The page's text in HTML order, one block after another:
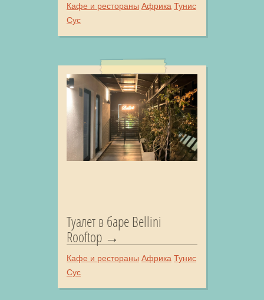
Кафе и рестораны Африка Тунис
Сус
Туалет в баре Bellini
Rooftop
Кафе и рестораны Африка Тунис
Сус